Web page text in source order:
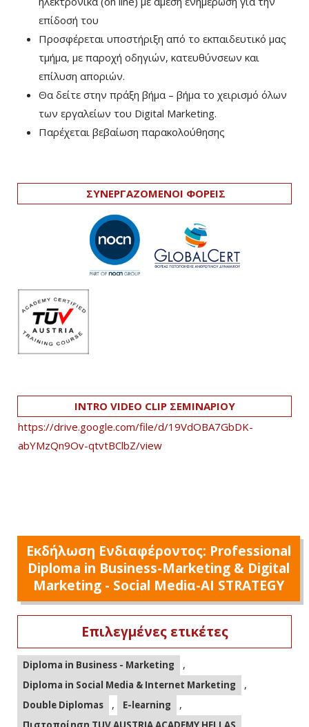
επίδοσή του
Προσφέρεται υποστήριξη από το εκπαιδευτικό μας
τμήμα, με παροχή οδηγιών, κατευθύνσεων και
επίλυση αποριών.
Θα δείτε στην πράξη βήμα – βήμα το χειρισμό όλων
των εργαλείων του Digital Marketing.
Παρέχεται βεβαίωση παρακολούθησης
ΣΥΝΕΡΓΑΖΟΜΕΝΟΙ ΦΟΡΕΙΣ
INTRO VIDEO CLIP ΣΕΜΙΝΑΡΙΟΥ
https://drive.google.com/file/d/19VdOBA7GbDK-
abYMzQn9Ov-qtvtBClbZ/view
Εκδήλωση Ενδιαφέροντος: Professional
Diploma in Business-Marketing & Digital
Marketing - Social Mediα-AI STRATEGY
Επιλεγμένες ετικέτες
Diploma in Business - Marketing ,
Diploma in Social Media & Internet Marketing ,
Double Diplomas , E-learning ,